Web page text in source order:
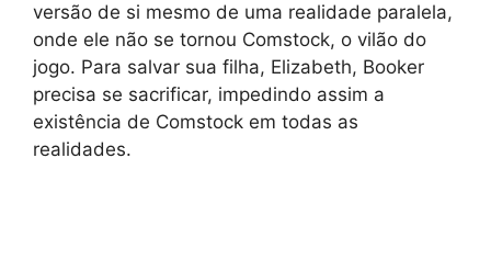
versão de si mesmo de uma realidade paralela,
onde ele não se tornou Comstock, o vilão do
jogo. Para salvar sua filha, Elizabeth, Booker
precisa se sacrificar, impedindo assim a
existência de Comstock em todas as
realidades.